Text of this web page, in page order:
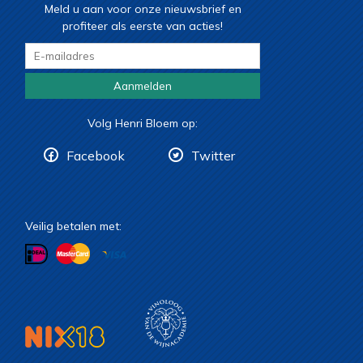
Meld u aan voor onze nieuwsbrief en
profiteer als eerste van acties!
Aanmelden
Volg Henri Bloem op:
Facebook Twitter
Veilig betalen met: